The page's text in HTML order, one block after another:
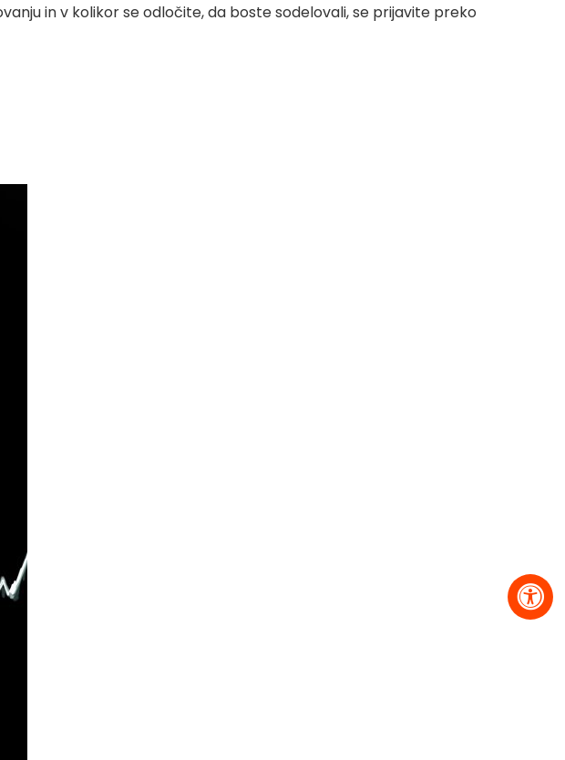
in v kolikor se odločite, da boste sodelovali, se prijavite preko